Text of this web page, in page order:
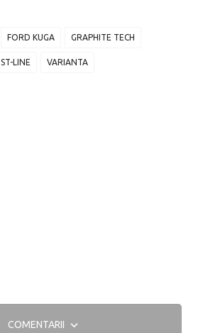
FORD KUGA GRAPHITE TECH
ST-LINE VARIANTA
COMENTARII